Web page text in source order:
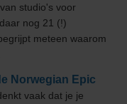
studio's voor
nog 21 (!)
meteen waarom
Norwegian Epic
vaak dat je je